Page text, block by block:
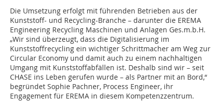
Die Umsetzung erfolgt mit führenden Betrieben aus der
Kunststoff- und Recycling-Branche – darunter die EREMA
Engineering Recycling Maschinen und Anlagen Ges.m.b.H.
„Wir sind überzeugt, dass die Digitalisierung im
Kunststoffrecycling ein wichtiger Schrittmacher am Weg zur
Circular Economy und damit auch zu einem nachhaltigen
Umgang mit Kunststoffabfällen ist. Deshalb sind wir – seit
CHASE ins Leben gerufen wurde – als Partner mit an Bord,“
begründet Sophie Pachner, Process Engineer, ihr
Engagement für EREMA in diesem Kompetenzzentrum.